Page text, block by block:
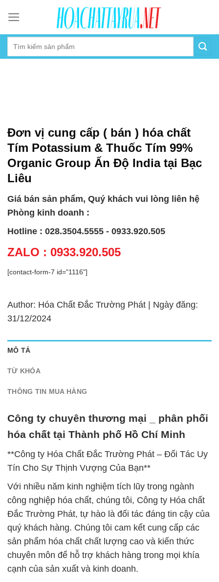
content
Đơn vị cung cấp ( bán ) hóa chất
Tím Potassium & Thuốc Tím 99%
Organic Group Ấn Độ India tại Bạc
Liêu
Giá bán sản phẩm, Quý khách vui lòng liên hệ
Phòng kinh doanh :
Hotline : 028.3504.5555 - 0933.920.505
ZALO : 0933.920.505
[contact-form-7 id="1116"]
Author: Hóa Chất Đắc Trường Phát | Ngày đăng:
31/12/2024
MÔ TẢ
TỪ KHÓA
THÔNG TIN MUA HÀNG
Công ty chuyên thương mại _ phân phối
hóa chất tại Thành phố Hồ Chí Minh
**Công ty Hóa Chất Đắc Trường Phát – Đối Tác Uy
Tín Cho Sự Thịnh Vượng Của Bạn**
Với nhiều năm kinh nghiệm tích lũy trong ngành
công nghiệp hóa chất, chúng tôi, Công ty Hóa chất
Đắc Trường Phát, tự hào là đối tác đáng tin cậy của
quý khách hàng. Chúng tôi cam kết cung cấp các
sản phẩm hóa chất chất lượng cao và kiến thức
chuyên môn để hỗ trợ khách hàng trong mọi khía
cạnh của sản xuất và kinh doanh.